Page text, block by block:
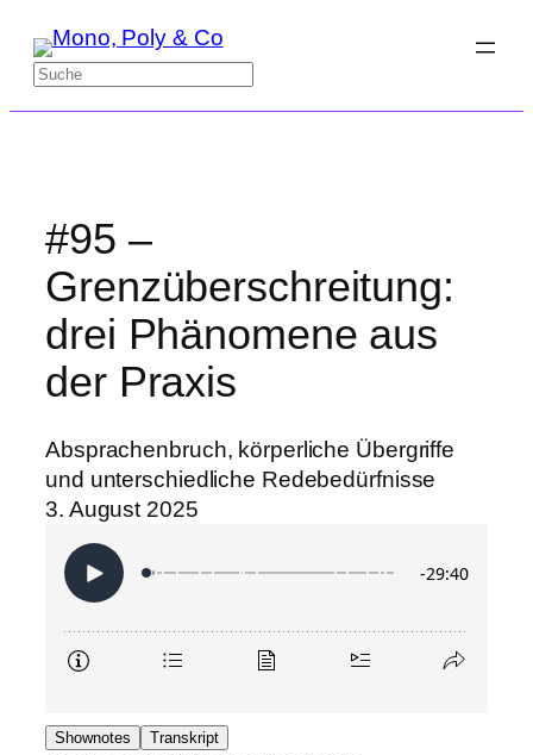
Inhalt
springen
Suchen
#95 –
Grenzüberschreitung:
drei Phänomene aus
der Praxis
Absprachenbruch, körperliche Übergriffe
und unterschiedliche Redebedürfnisse
3. August 2025
Shownotes Transkript